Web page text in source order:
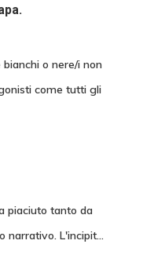
o nere/i non
come tutti gli
piaciuto tanto da
narrativo. L'incipit…